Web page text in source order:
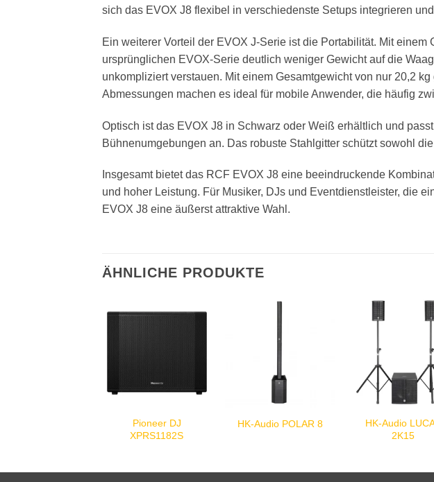
sich das EVOX J8 flexibel in verschiedenste Setups integrieren
Ein weiterer Vorteil der EVOX J-Serie ist die Portabilität. Mit
ursprünglichen EVOX-Serie deutlich weniger Gewicht auf die
unkompliziert verstauen. Mit einem Gesamtgewicht von nur 20,2
Abmessungen machen es ideal für mobile Anwender, die häufig
Optisch ist das EVOX J8 in Schwarz oder Weiß erhältlich und
Bühnenumgebungen an. Das robuste Stahlgitter schützt sowohl
Insgesamt bietet das RCF EVOX J8 eine beeindruckende
und hoher Leistung. Für Musiker, DJs und Eventdienstleister, die
EVOX J8 eine äußerst attraktive Wahl.
ÄHNLICHE PRODUKTE
Pioneer DJ
XPRS1182S
HK-Audio POLAR 8
HK-Audio
2K15